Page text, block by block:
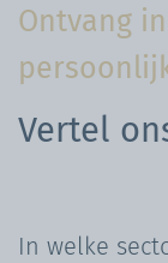
Ontvang
Vertel
In welke